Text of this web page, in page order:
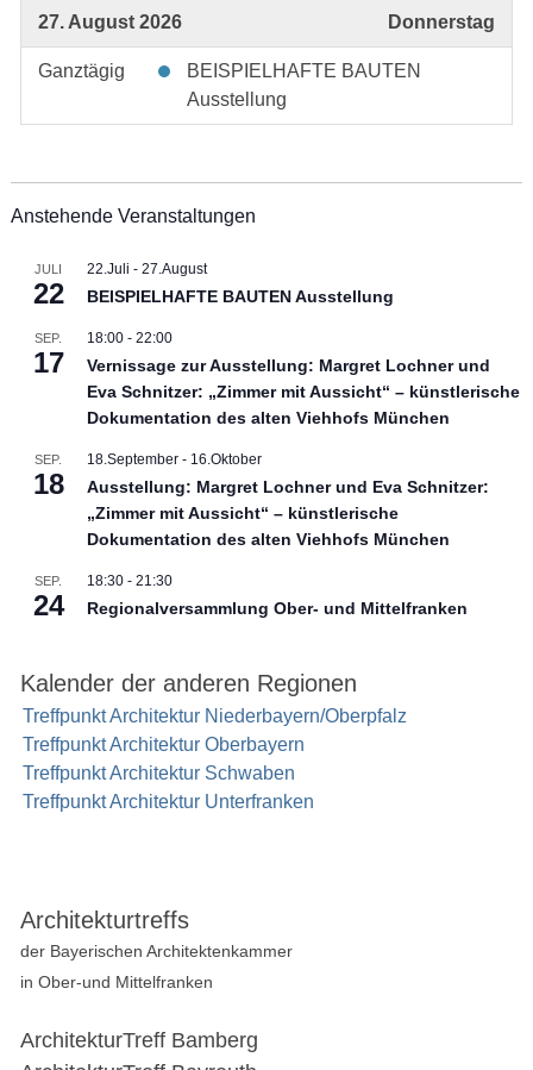
27. August 2026 Donnerstag
Ganztägig
BEISPIELHAFTE BAUTEN
Ausstellung
Anstehende Veranstaltungen
JULI
22
22.Juli - 27.August
BEISPIELHAFTE BAUTEN Ausstellung
SEP.
17
18:00- 22:00
Vernissage zur Ausstellung: Margret Lochner und
Eva Schnitzer: „Zimmer mit Aussicht“ – künstlerische
Dokumentation des alten Viehhofs München
SEP.
18
18.September- 16.Oktober
Ausstellung: Margret Lochner und Eva Schnitzer:
„Zimmer mit Aussicht“ – künstlerische
Dokumentation des alten Viehhofs München
SEP.
24
18:30- 21:30
Regionalversammlung Ober- und Mittelfranken
Kalender der anderen Regionen
Treffpunkt Architektur Niederbayern/Oberpfalz
Treffpunkt Architektur Oberbayern
Treffpunkt Architektur Schwaben
Treffpunkt Architektur Unterfranken
Architekturtreffs
der Bayerischen Architektenkammer
in Ober-und Mittelfranken
ArchitekturTreff Bamberg